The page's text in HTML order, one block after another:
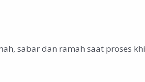
sabar dan ramah saat proses